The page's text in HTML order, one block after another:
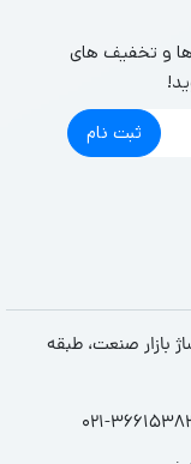
و تخفیف های
ثبت نام
بازار صنعت، طبقه